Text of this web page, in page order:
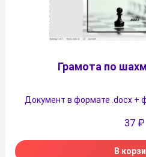
Грамота по
Документ в формате .docx +
37 ₽
В